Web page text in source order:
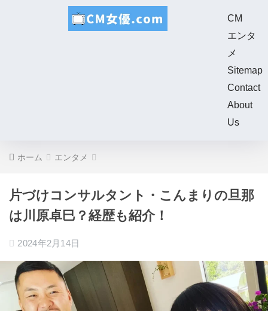
CM
エンタ
メ
Sitemap
Contact
About
Us
ホーム エンタメ
片づけコンサルタント・こんまりの旦那
は川原卓巳？経歴も紹介！
2024年2月14日